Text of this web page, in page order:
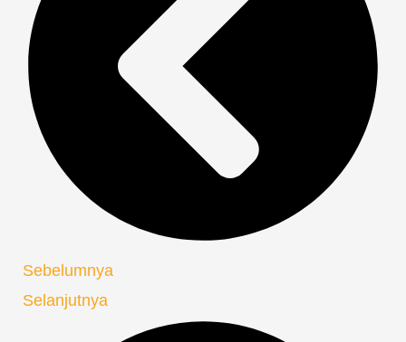
Sebelumnya
Selanjutnya